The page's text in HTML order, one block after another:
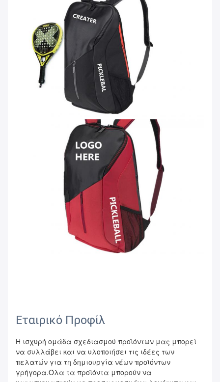
Εταιρικό Προφίλ
Η ισχυρή ομάδα σχεδιασμού προϊόντων μας μπορεί
να συλλάβει και να υλοποιήσει τις ιδέες των
πελατών για τη δημιουργία νέων προϊόντων
γρήγορα.Όλα τα προϊόντα μπορούν να